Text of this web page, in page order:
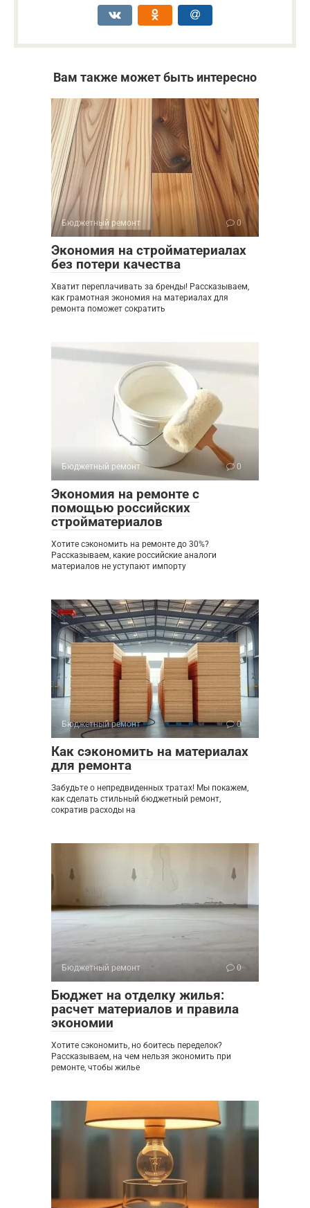
Вам также может быть интересно
Бюджетный ремонт 0
Экономия на стройматериалах
без потери качества
Хватит переплачивать за бренды! Рассказываем,
как грамотная экономия на материалах для
ремонта поможет сократить
Бюджетный ремонт 0
Экономия на ремонте с
помощью российских
стройматериалов
Хотите сэкономить на ремонте до 30%?
Рассказываем, какие российские аналоги
материалов не уступают импорту
Бюджетный ремонт 0
Как сэкономить на материалах
для ремонта
Забудьте о непредвиденных тратах! Мы покажем,
как сделать стильный бюджетный ремонт,
сократив расходы на
Бюджетный ремонт 0
Бюджет на отделку жилья:
расчет материалов и правила
экономии
Хотите сэкономить, но боитесь переделок?
Рассказываем, на чем нельзя экономить при
ремонте, чтобы жилье